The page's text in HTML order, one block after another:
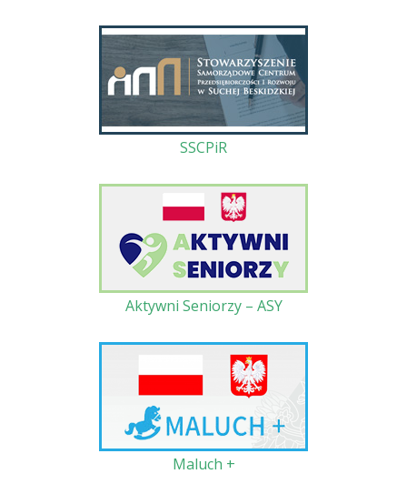
SSCPiR
Aktywni Seniorzy – ASY
Maluch +